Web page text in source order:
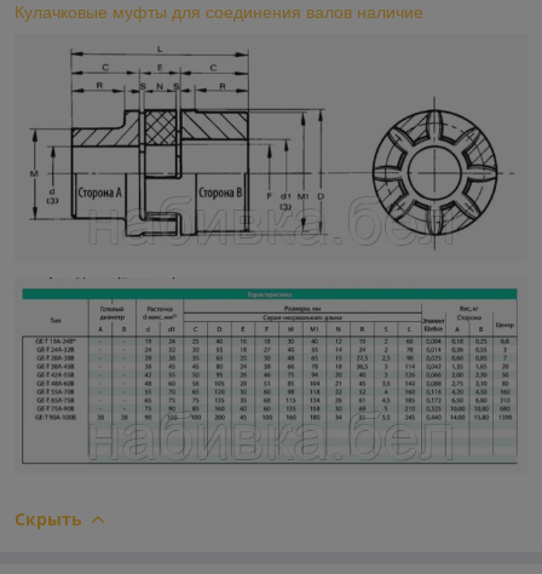
Кулачковые муфты для соединения валов наличие
Скрыть